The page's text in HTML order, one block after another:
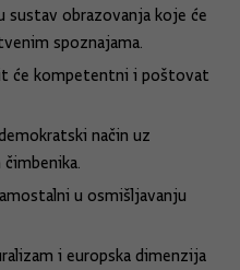
sustav obrazovanja koje će
spoznajama.
će kompetentni i poštovat
način uz
u osmišljavanju
i europska dimenzija